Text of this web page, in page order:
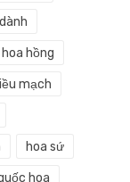
hoa hồng
mạch
hoa sứ
hoa